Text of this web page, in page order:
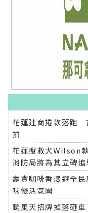
花蓮建商捲款落跑
拍
花蓮搜救犬Wilson
消防局將為其立碑追
壽豐咖啡香漫遊全
味慢活氛圍
颱風天招牌掉落砸